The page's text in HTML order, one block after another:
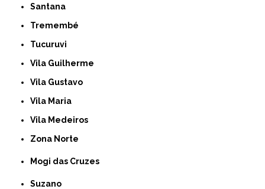
Santana
Tremembé
Tucuruvi
Vila Guilherme
Vila Gustavo
Vila Maria
Vila Medeiros
Zona Norte
Mogi das Cruzes
Suzano